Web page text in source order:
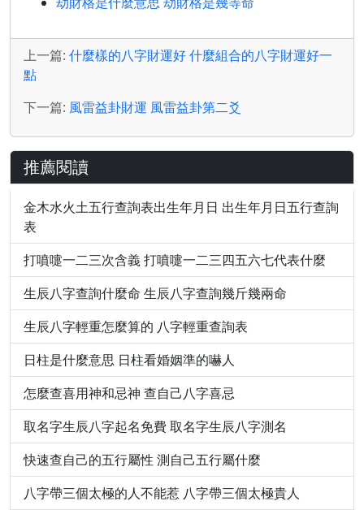
上一篇: 什麼樣的八字財運好 什麼組合的八字財運好一
點
下一篇: 風雷益卦財運 風雷益卦第二爻
推薦閱讀
金木水火土五行查詢表出生年月日 出生年月日五行查詢
表
打噴嚏一二三次含義 打噴嚏一二三四五六七代表什麼
生辰八字查詢什麼命 生辰八字查詢幾斤幾兩命
生辰八字輕重怎麼算的 八字輕重查詢表
日柱是什麼意思 日柱看婚姻準的嚇人
怎麼查喜用神和忌神 查自己八字喜忌
取名字生辰八字起名免費 取名字生辰八字測名
快速查自己的五行屬性 測自己五行屬什麼
八字帶三個太極的人不能惹 八字帶三個太極貴人